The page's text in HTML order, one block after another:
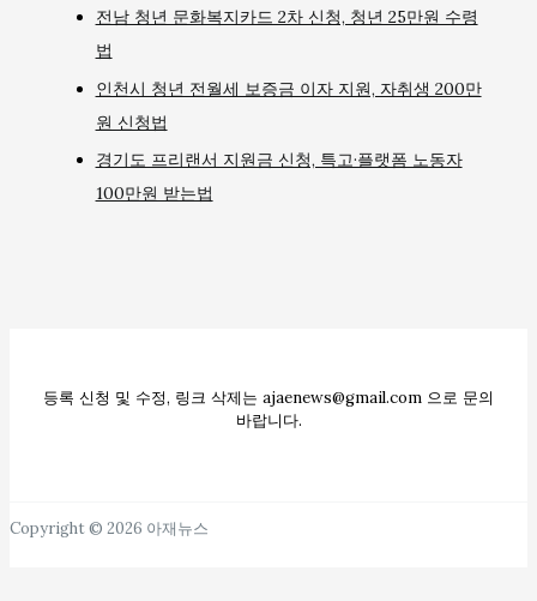
전남 청년 문화복지카드 2차 신청, 청년 25만원 수령
법
인천시 청년 전월세 보증금 이자 지원, 자취생 200만
원 신청법
경기도 프리랜서 지원금 신청, 특고·플랫폼 노동자
100만원 받는법
등록 신청 및 수정, 링크 삭제는 ajaenews@gmail.com 으로 문의
바랍니다.
Copyright © 2026 아재뉴스